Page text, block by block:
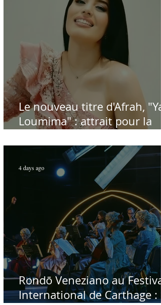
Le nouveau titre d'Afrah, "Ya
Loumima" : attrait pour la
Rabah Driassa
Rondō Veneziano au Festival
International de Carthage :
4 days ago